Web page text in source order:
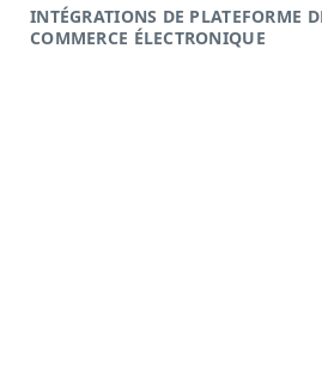
INTÉGRATIONS DE PLATEFORME
COMMERCE ÉLECTRONIQUE